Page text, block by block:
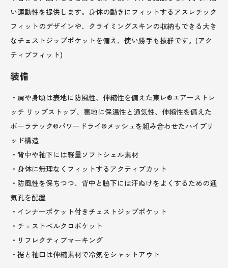
い運動性を提供します。身体の動きにフィットするアスレチック
フィットのデザインや、クライミングスキンの収納もできる大き
なチェストジップポケットを備え、使い勝手も抜群です。(アク
ティブフィット)
装備
・肩や身頃は表地に防風性、伸縮性を備えた東レ®エアーストレ
ッチ リップストップ、裏地に保温性と通気性、伸縮性を備えた
ポーラテック®パワードライ®メッシュを組み合わせたハイブリ
ッド構造
・背中や袖下には軽量ソフトシェル素材
・身体に無理なくフィットするアクティブカット
・防風性を保ちつつ、背中と脇下には汗ぬけをよくするための通
気孔を配置
・インナーポケット付きチェストジップポケット
・チェストベルクロポケット
・リフレクティブマーキング
・裾と袖口は伸縮素材で冷気をシャットアウト